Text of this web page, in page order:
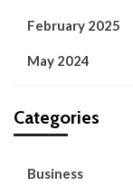
February 2025
May 2024
Categories
Business